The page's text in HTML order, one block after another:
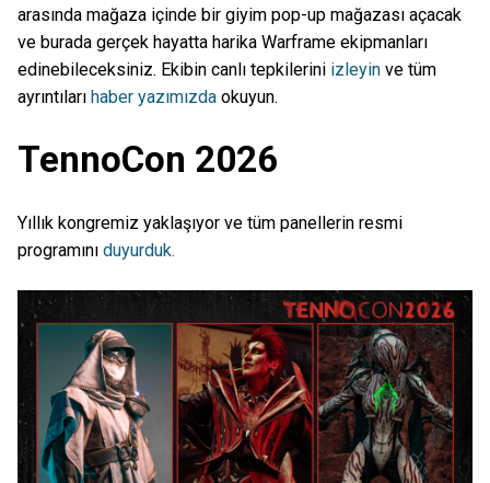
arasında mağaza içinde bir giyim pop-up mağazası açacak
ve burada gerçek hayatta harika Warframe ekipmanları
edinebileceksiniz. Ekibin canlı tepkilerini izleyin ve tüm
ayrıntıları haber yazımızda okuyun.
TennoCon 2026
Yıllık kongremiz yaklaşıyor ve tüm panellerin resmi
programını duyurduk.